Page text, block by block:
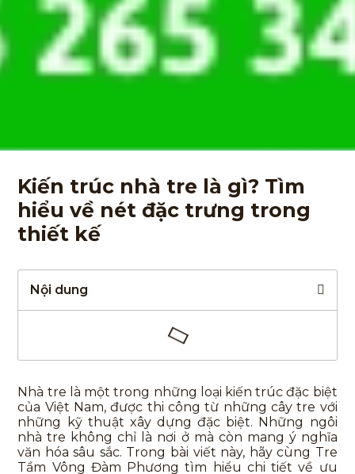
Kiến trúc nhà tre là gì? Tìm
hiểu về nét đặc trưng trong
thiết kế
Nội dung
Nhà tre là một trong những loại kiến trúc đặc biệt
của Việt Nam, được thi công từ những cây tre với
những kỹ thuật xây dựng đặc biệt. Những ngôi
nhà tre không chỉ là nơi ở mà còn mang ý nghĩa
văn hóa sâu sắc. Trong bài viết này, hãy cùng Tre
Tầm Vông Đàm Phương tìm hiểu chi tiết về ưu